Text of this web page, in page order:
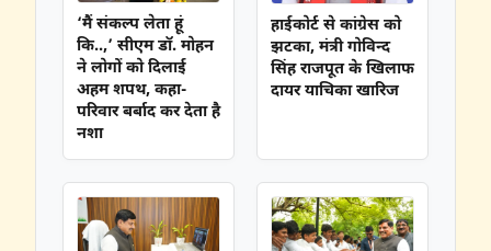
‘मैं संकल्प लेता हूं
कि..,’ सीएम डॉ. मोहन
ने लोगों को दिलाई
अहम शपथ, कहा-
परिवार बर्बाद कर देता है
नशा
हाईकोर्ट से कांग्रेस को
झटका, मंत्री गोविन्द
सिंह राजपूत के खिलाफ
दायर याचिका खारिज